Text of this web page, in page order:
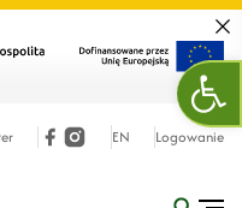
EN Logowanie